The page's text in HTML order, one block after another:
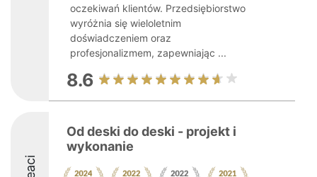
oczekiwań klientów. Przedsiębiorstwo
wyróżnia się wieloletnim
doświadczeniem oraz
profesjonalizmem, zapewniając ...
8.6
Od deski do deski - projekt i
wykonanie